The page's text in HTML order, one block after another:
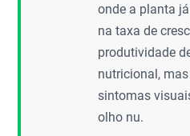
onde a planta
na taxa de
produtividade
nutricional,
sintomas
olho nu.